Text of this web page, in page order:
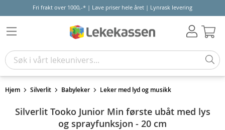
Fri frakt over 1000,-* | Lave priser hele året | Lynrask levering
Hjem Silverlit Babyleker Leker med lyd og musikk
Silverlit Tooko Junior Min første ubåt med lys
og sprayfunksjon - 20 cm